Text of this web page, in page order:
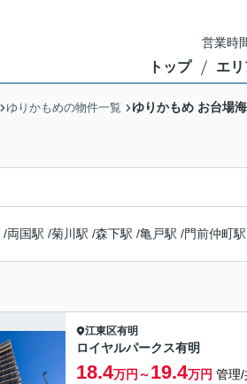
営業時
トップ エ
ゆりかもめの物件一覧 ゆりかもめ お台場
/両国駅 /菊川駅 /森下駅 /亀戸駅 /門前仲町駅
江東区有明
ロイヤルパークス有明
18.4万円～19.4万円 管理/